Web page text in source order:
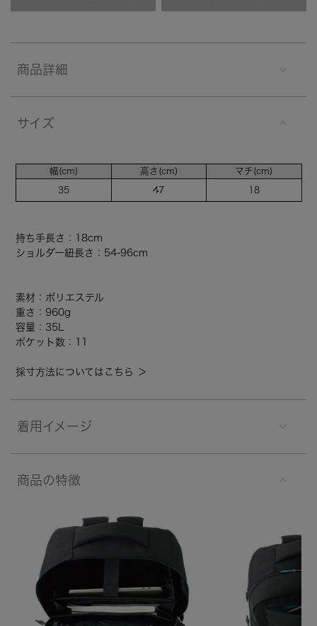
商品詳細
サイズ
幅(cm)
35
高さ(cm)
47
マチ(cm)
18
持ち手長さ：18cm
ショルダー紐長さ：54-96cm
素材：ポリエステル
重さ：960g
容量：35L
ポケット数：11
採寸方法についてはこちら ＞
着用イメージ
商品の特徴